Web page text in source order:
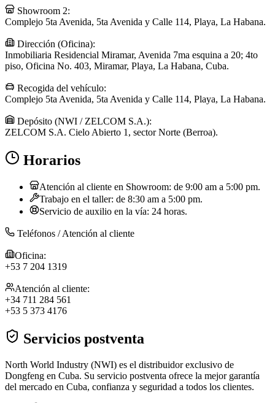
Showroom 2:
Complejo 5ta Avenida, 5ta Avenida y Calle 114, Playa, La Habana.
Dirección (Oficina):
Inmobiliaria Residencial Miramar, Avenida 7ma esquina a 20; 4to
piso, Oficina No. 403, Miramar, Playa, La Habana, Cuba.
Recogida del vehículo:
Complejo 5ta Avenida, 5ta Avenida y Calle 114, Playa, La Habana.
Depósito (NWI / ZELCOM S.A.):
ZELCOM S.A. Cielo Abierto 1, sector Norte (Berroa).
Horarios
Atención al cliente en Showroom: de 9:00 am a 5:00 pm.
Trabajo en el taller: de 8:30 am a 5:00 pm.
Servicio de auxilio en la vía: 24 horas.
Teléfonos / Atención al cliente
Oficina:
+53 7 204 1319
Atención al cliente:
+34 711 284 561
+53 5 373 4176
Servicios postventa
North World Industry (NWI) es el distribuidor exclusivo de
Dongfeng en Cuba. Su servicio postventa ofrece la mejor garantía
del mercado en Cuba, confianza y seguridad a todos los clientes.